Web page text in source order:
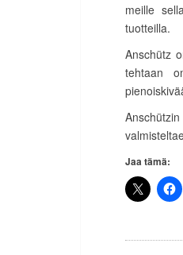
meille
tuotteilla.
Anschütz
tehtaan
Jaa tämä: